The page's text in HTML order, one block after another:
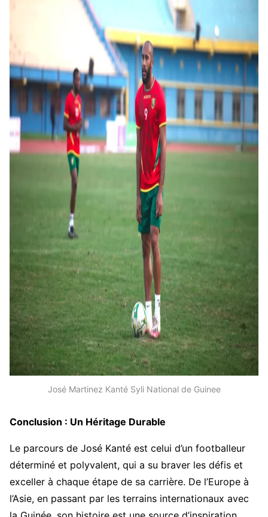
José Martinez Kanté Syli National de Guinee
Conclusion : Un Héritage Durable
Le parcours de José Kanté est celui d’un footballeur
déterminé et polyvalent, qui a su braver les défis et
exceller à chaque étape de sa carrière. De l’Europe à
l’Asie, en passant par les terrains internationaux avec